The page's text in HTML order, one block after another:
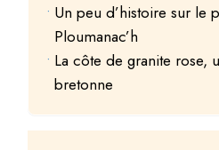
Un peu d’histoire sur le
Ploumanac’h
La côte de granite rose,
bretonne